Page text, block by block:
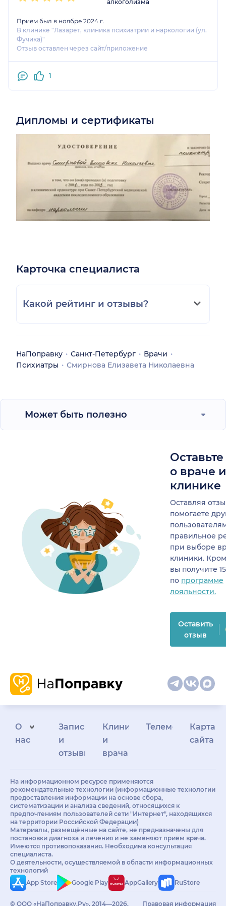
алкоголизма
Прием был в ноябре 2024 г.
В клинике "Лазарет, клиника психиатрии и наркологии (ул.
Фучика)"
Отзыв оставлен через сайт/приложение
1
Дипломы и сертификаты
Карточка специалиста
Какой рейтинг и отзывы?
НаПоправку Санкт-Петербург
Врачи
Психиатры
Смирнова Елизавета Николаевна
Может быть полезно
о враче
клинике
Оставляя
помогаете
правильное
при выборе
клиники.
вы получите
по программе
лояльности.
Оставить
отзыв
О
нас
Запись
и
отзывы
Клиникам
и
врачам
Телемедицина
Карта
сайта
На информационном ресурсе применяются
рекомендательные технологии (информационные технологии
предоставления информации на основе сбора,
систематизации и анализа сведений, относящихся к
предпочтениям пользователей сети "Интернет", находящихся
на территории Российской Федерации)
Материалы, размещённые на сайте, не предназначены для
постановки диагноза и лечения и не заменяют приём врача.
Имеются противопоказания. Необходима консультация
специалиста.
О деятельности, осуществляемой в области информационных
технологий
App Store
Google Play AppGallery RuStore
© ООО «НаПоправку.Ру», 2014—2026.
Правовая информация